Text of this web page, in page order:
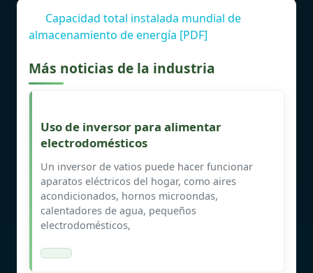
Capacidad total instalada mundial de
almacenamiento de energía [PDF]
Más noticias de la industria
Uso de inversor para alimentar
electrodomésticos
Un inversor de vatios puede hacer funcionar
aparatos eléctricos del hogar, como aires
acondicionados, hornos microondas,
calentadores de agua, pequeños
electrodomésticos,